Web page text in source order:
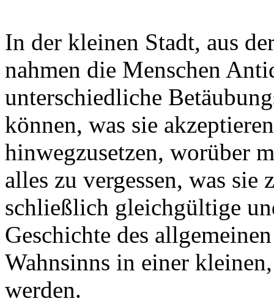
In der kleinen Stadt, aus
nahmen die Menschen
unterschiedliche
können, was sie
hinwegzusetzen, worüber
alles zu vergessen, was sie
schließlich gleichgültige
Geschichte des
Wahnsinns in einer
werden.